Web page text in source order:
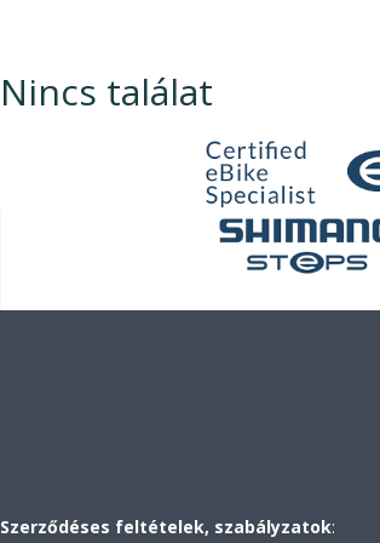
Nincs találat
A keresett oldal nem található. Próbálja meg
Szerződéses feltételek, szabályzatok: